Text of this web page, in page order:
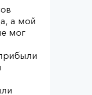
а мой
мог